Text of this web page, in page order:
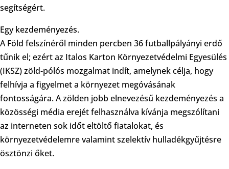
segítségért.
Egy kezdeményezés.
A Föld felszínéről minden percben 36 futballpályányi erdő
tűnik el; ezért az Italos Karton Környezetvédelmi Egyesülés
(IKSZ) zöld-pólós mozgalmat indít, amelynek célja, hogy
felhívja a figyelmet a környezet megóvásának
fontosságára. A zölden jobb elnevezésű kezdeményezés a
közösségi média erejét felhasználva kívánja megszólítani
az interneten sok időt eltöltő fiatalokat, és
környezetvédelemre valamint szelektív hulladékgyűjtésre
ösztönzi őket.